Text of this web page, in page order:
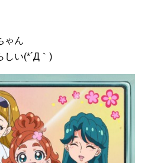
ゃん
しい(*´Д｀)